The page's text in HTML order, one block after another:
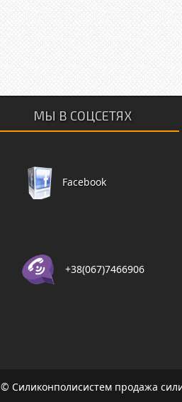
МЫ В СОЦСЕТЯХ
Facebook
+38(067)7466906
© Силиконполисистем продажа